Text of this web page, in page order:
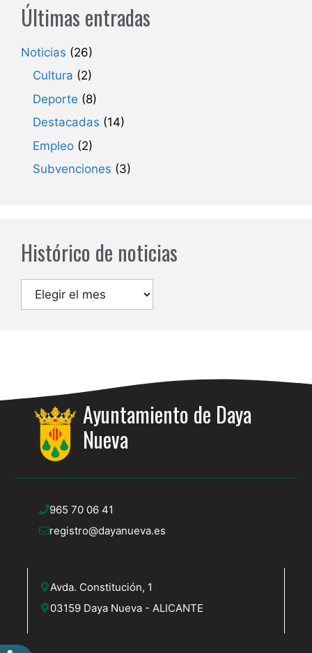
Últimas entradas
Noticias (26)
Cultura (2)
Deporte (8)
Destacadas (14)
Empleo (2)
Subvenciones (3)
Histórico de noticias
Archivos
Ayuntamiento de Daya
Nueva
965 70 06 41
registro@dayanueva.es
Avda. Constitución, 1
03159 Daya Nueva - ALICANTE